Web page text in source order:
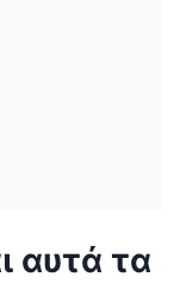
αυτά τα